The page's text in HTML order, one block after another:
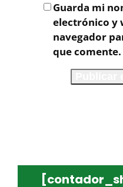
Guarda mi
electrónico y
navegador
que comente.